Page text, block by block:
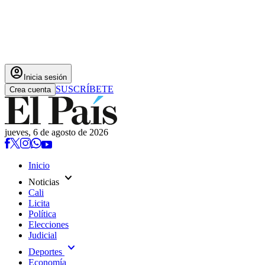
account_circle Inicia sesión
Crea cuenta SUSCRÍBETE
jueves, 6 de agosto de 2026
Inicio
Noticias expand_more
Cali
Licita
Política
Elecciones
Judicial
Deportes expand_more
Economía